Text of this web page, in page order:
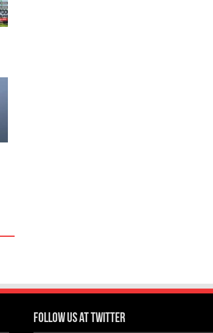
Follow us at Twitter